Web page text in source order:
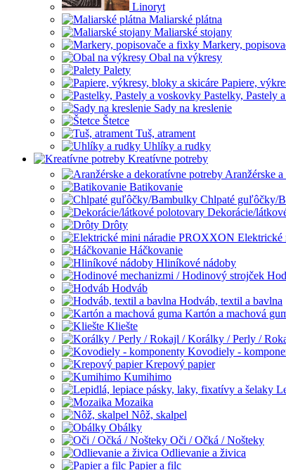
Linoryt
Maliarské plátna
Maliarské stojany
Markery,
Obal na výkresy
Palety
Papiere,
Pastelky, Pastely
Sady na kreslenie
Štetce
Tuš, atrament
Uhlíky a rudky
Kreatívne potreby
Aranžérske
Batikovanie
Chlpaté guľôčky/
Dekorácie/
Drôty
Elektrické
Háčkovanie
Hliníkové nádoby
Hodváb
Hodváb, textil a bavlna
Kartón a machová
Kliešte
Korálky / Perly /
Kovodiely -
Krepový papier
Kumihimo
Mozaika
Nôž, skalpel
Obálky
Oči / Očká / Nošteky
Odlievanie a živica
Papier a filc